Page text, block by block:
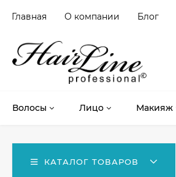
Главная О компании Блог
Волосы Лицо Макияж
КАТАЛОГ ТОВАРОВ